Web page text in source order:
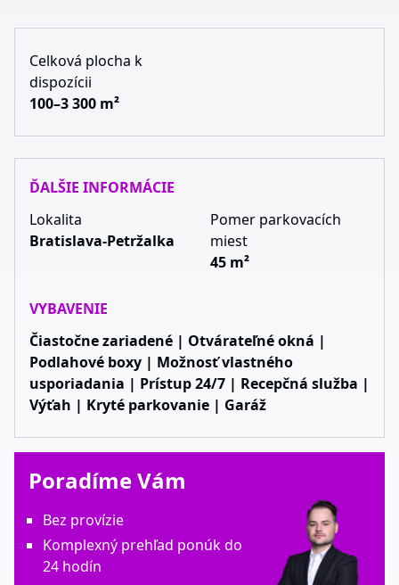
Celková plocha k
dispozícii
100–3 300 m²
ĎALŠIE INFORMÁCIE
Lokalita
Bratislava-Petržalka
Pomer parkovacích
miest
45 m²
VYBAVENIE
Čiastočne zariadené | Otvárateľné okná |
Podlahové boxy | Možnosť vlastného
usporiadania | Prístup 24/7 | Recepčná služba |
Výťah | Kryté parkovanie | Garáž
Poradíme Vám
Bez provízie
Komplexný prehľad ponúk do
24 hodín